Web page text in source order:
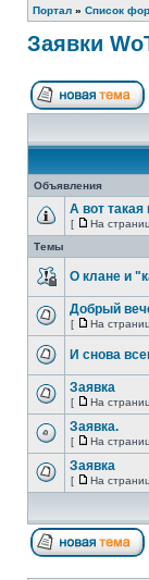
Портал » Список
Заявки
Объявления
А вот такая
[ На
Темы
О клане и
Добрый
[ На
И снова
Заявка
[ На
Заявка.
[ На
Заявка
[ На